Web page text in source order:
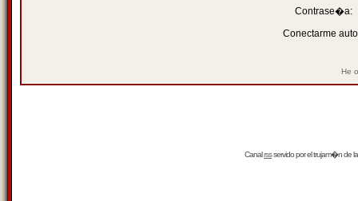
Contrase�a:
Conectarme
He
Canalrssservido por eltrujam�nde